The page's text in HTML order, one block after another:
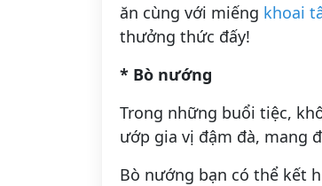
ăn cùng với miếng khoai
thưởng thức đấy!
* Bò nướng
Trong những buổi tiệc,
ướp gia vị đậm đà, mang
Bò nướng bạn có thể kết